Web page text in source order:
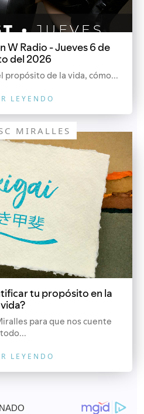
W Radio - Jueves 6 de
del 2026
propósito de la vida, cómo...
LEYENDO
MIRALLES
tu propósito en la
vida?
para que nos cuente
todo...
LEYENDO